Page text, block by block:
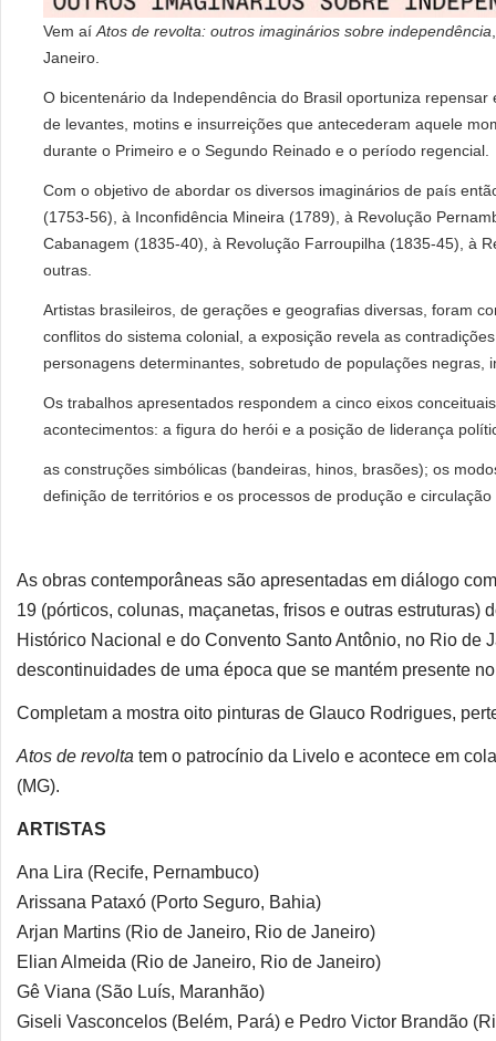
Vem aí Atos de revolta: outros imaginários sobre independência
Janeiro.
O bicentenário da Independência do Brasil oportuniza
de levantes, motins e insurreições que antecederam aquele
durante o Primeiro e o Segundo Reinado e o período regencial.
Com o objetivo de abordar os diversos imaginários de país
(1753-56), à Inconfidência Mineira (1789), à Revolução
Cabanagem (1835-40), à Revolução Farroupilha (1835-45), à
outras.
Artistas brasileiros, de gerações e geografias diversas, foram
conflitos do sistema colonial, a exposição revela as
personagens determinantes, sobretudo de populações negras,
Os trabalhos apresentados respondem a cinco eixos
acontecimentos: a figura do herói e a posição de liderança
as construções simbólicas (bandeiras, hinos, brasões); os
definição de territórios e os processos de produção e circulação
As obras contemporâneas são apresentadas em diálogo
19 (pórticos, colunas, maçanetas, frisos e outras estruturas)
Histórico Nacional e do Convento Santo Antônio, no Rio
descontinuidades de uma época que se mantém presente
Completam a mostra oito pinturas de Glauco Rodrigues,
Atos de revolta tem o patrocínio da Livelo e acontece em
(MG).
ARTISTAS
Ana Lira (Recife, Pernambuco)
Arissana Pataxó (Porto Seguro, Bahia)
Arjan Martins (Rio de Janeiro, Rio de Janeiro)
Elian Almeida (Rio de Janeiro, Rio de Janeiro)
Gê Viana (São Luís, Maranhão)
Giseli Vasconcelos (Belém, Pará) e Pedro Victor Brandão